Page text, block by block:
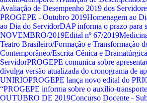
Avaliação de Desempenho 2019 dos
PROGEPE - Outubro 2019Homenagem ao
ao Dia do ServidorDAP informa o prazo para
NOVEMBRO/2019Edital nº 67/2019
Teatro Brasileiro/Formação e Transformação
Contemporâneo/Escrita Cênica e
ServidorPROGEPE comunica sobre
divulga versão atualizada do cronograma de
UNIRIOPROGEPE lança novo edital do
“PROGEPE informa sobre o auxílio-
OUTUBRO DE 2019Concurso Docente -